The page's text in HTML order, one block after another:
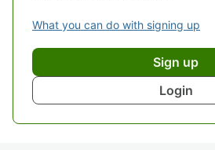
What you can do with signing up
Sign up
Login